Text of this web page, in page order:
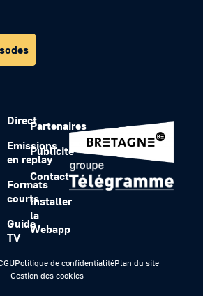
Direct
Emissions
en replay
Formats
courts
Guide
TV
Partenaires
Publicité
Contact
Installer
la
Webapp
Politique de confidentialitéPlan du site
Gestion des cookies